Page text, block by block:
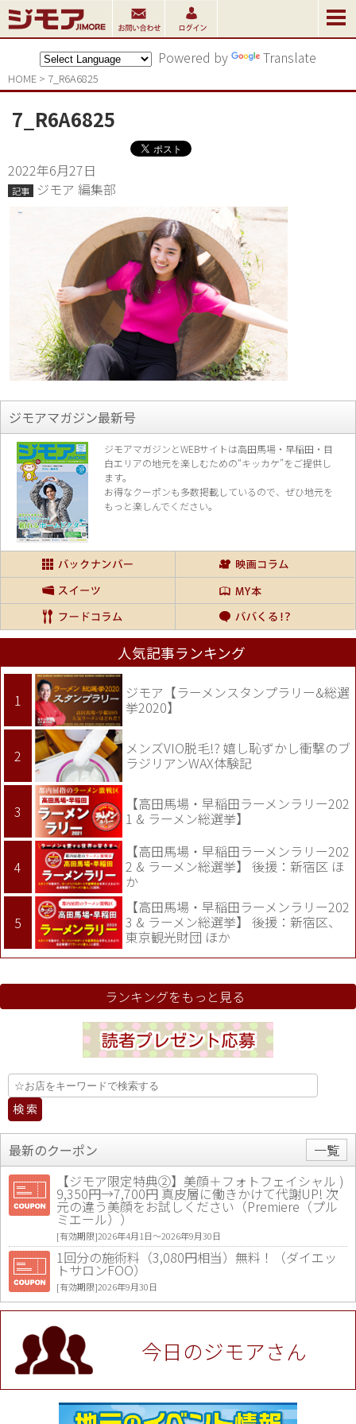
Powered by Translate
HOME > 7_R6A6825
7_R6A6825
2022年6月27日
記事 ジモア 編集部
ジモアマガジン最新号
ジモアマガジンとWEBサイトは高田馬場・早稲田・目
白エリアの地元を楽しむための“キッカケ”をご提供し
ます。
お得なクーポンも多数掲載しているので、 ぜひ地元を
もっと楽しんでください。
人気記事ランキング
ジモア【ラーメンスタンプラリー&総選
挙2020】
メンズVIO脱毛!? 嬉し恥ずかし衝撃のブ
ラジリアンWAX体験記
【高田馬場・早稲田ラーメンラリー202
1 & ラーメン総選挙】
【高田馬場・早稲田ラーメンラリー202
2 & ラーメン総選挙】 後援：新宿区 ほ
か
【高田馬場・早稲田ラーメンラリー202
3 & ラーメン総選挙】 後援：新宿区、
東京観光財団 ほか
ランキングをもっと見る
最新のクーポン
一覧
【ジモア限定特典②】美顔＋フォトフェイシャル )
9,350円→7,700円 真皮層に働きかけて代謝UP! 次
元の違う美顔をお試しください（Premiere（プル
ミエール））
[有効期限]2026年4月1日〜2026年9月30日
1回分の施術料（3,080円相当）無料！（ダイエッ
トサロンFOO）
[有効期限]2026年9月30日
値段提示後「ジモア見た」で更に買い取り金額 U
P！※チケットと新品商品は除く（大黒屋 高田馬場
駅前店）
[有効期限]2026年9月30日
★ジモア限定特典★ お会計より全品5％OFF（ナチ
ュラル＆ハンドメイドショップ［マキマキ］）
[有効期限]2026年9月30日まで
今日のジモアさん